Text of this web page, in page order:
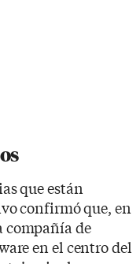
que están
confirmó que, en
compañía de
en el centro del